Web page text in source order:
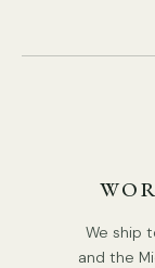
Fest
We ship
and the